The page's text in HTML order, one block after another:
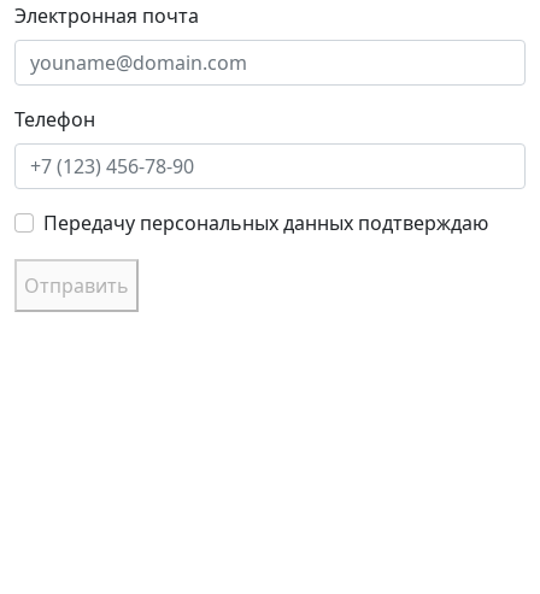
Электронная почта
Телефон
Передачу персональных данных подтверждаю
Отправить